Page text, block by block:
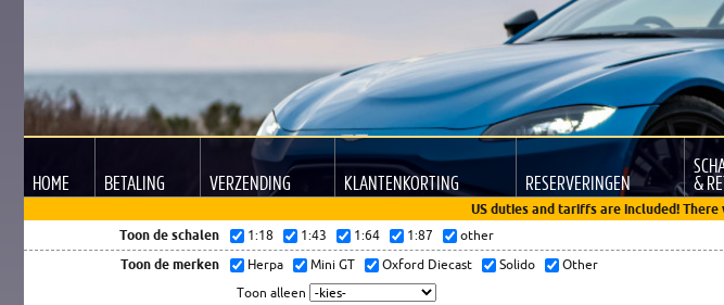
HOME BETALING VERZENDING KLANTENKORTING RESERVERINGEN &
US duties and tariffs are included!
Toon de schalen
1:18 1:43 1:64 1:87 other
Toon de merken Herpa Mini GT Oxford Diecast Solido
Other
Toon alleen